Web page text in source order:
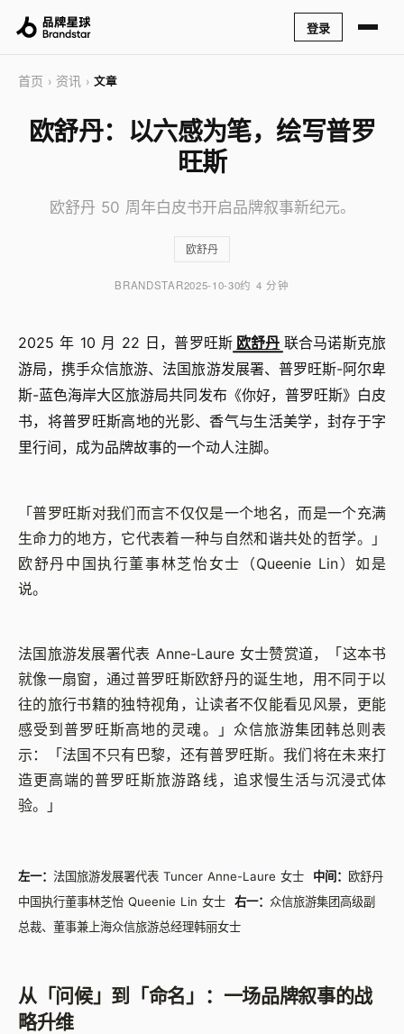
登录
首页 › 资讯 › 文章
欧舒丹：以六感为笔，绘写普罗
旺斯
欧舒丹 50 周年白皮书开启品牌叙事新纪元。
欧舒丹
BRANDSTAR2025-10-30约 4 分钟
2025 年 10 月 22 日，普罗旺斯 欧舒丹 联合马诺斯克旅
游局，携手众信旅游、法国旅游发展署、普罗旺斯-阿尔卑
斯-蓝色海岸大区旅游局共同发布《你好，普罗旺斯》白皮
书，将普罗旺斯高地的光影、香气与生活美学，封存于字
里行间，成为品牌故事的一个动人注脚。
「普罗旺斯对我们而言不仅仅是一个地名，而是一个充满
生命力的地方，它代表着一种与自然和谐共处的哲学。」
欧舒丹中国执行董事林芝怡女士（Queenie Lin）如是
说。
法国旅游发展署代表 Anne-Laure 女士赞赏道，「这本书
就像一扇窗，通过普罗旺斯欧舒丹的诞生地，用不同于以
往的旅行书籍的独特视角，让读者不仅能看见风景，更能
感受到普罗旺斯高地的灵魂。」众信旅游集团韩总则表
示：「法国不只有巴黎，还有普罗旺斯。我们将在未来打
造更高端的普罗旺斯旅游路线，追求慢生活与沉浸式体
验。」
左一： 法国旅游发展署代表 Tuncer Anne-Laure 女士 中间：
欧舒丹
中国执行董事林芝怡 Queenie Lin 女士 右一： 众信旅游集团高级副
总裁、董事兼上海众信旅游总经理韩丽女士
从「问候」到「命名」：一场品牌叙事的战
略升维